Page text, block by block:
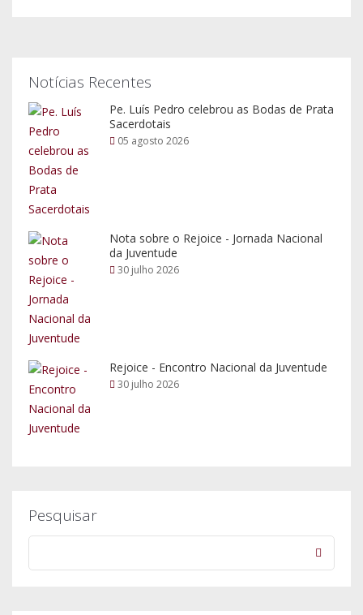
Notícias Recentes
Pe. Luís Pedro celebrou as Bodas de Prata
Sacerdotais
05 agosto 2026
Nota sobre o Rejoice - Jornada Nacional
da Juventude
30 julho 2026
Rejoice - Encontro Nacional da Juventude
30 julho 2026
Pesquisar